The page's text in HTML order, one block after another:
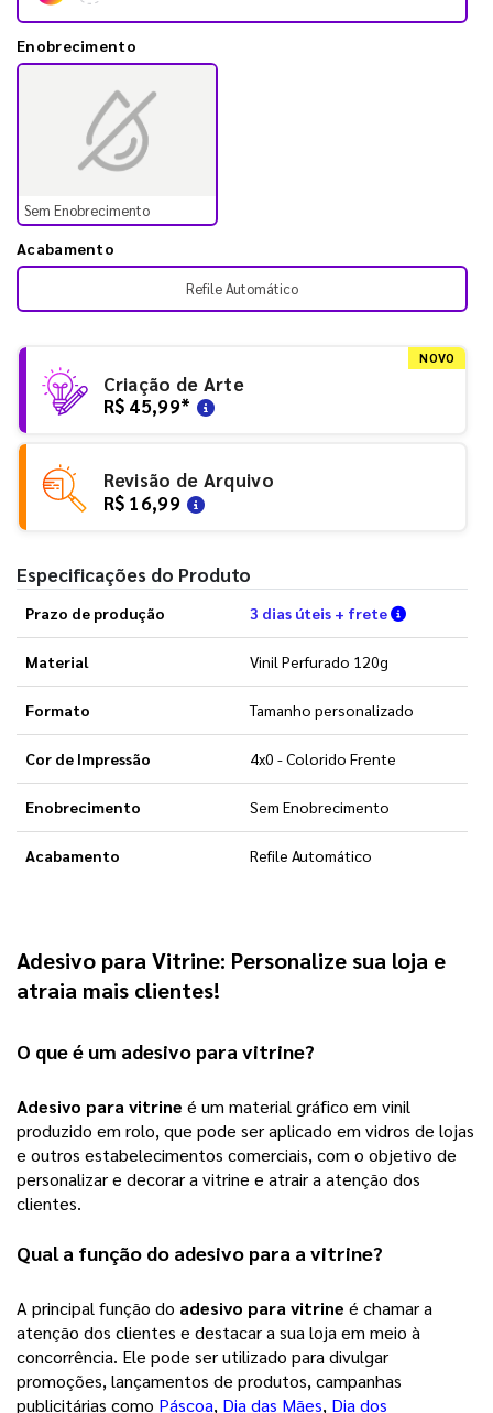
Enobrecimento
Sem Enobrecimento
Acabamento
Refile Automático
NOVO
Criação de Arte
R$ 45,99*
Revisão de Arquivo
R$ 16,99
Especificações do Produto
Prazo de produção 3 dias úteis + frete Verifique
Material Vinil Perfurado 120g
Formato Tamanho personalizado
Cor de Impressão 4x0 - Colorido Frente
Enobrecimento Sem Enobrecimento
Acabamento Refile Automático
Adesivo para Vitrine: Personalize sua loja e
atraia mais clientes!
O que é um adesivo para vitrine?
Adesivo para vitrine é um material gráfico em vinil
produzido em rolo, que pode ser aplicado em vidros de lojas
e outros estabelecimentos comerciais, com o objetivo de
personalizar e decorar a vitrine e atrair a atenção dos
clientes.
Qual a função do adesivo para a vitrine?
A principal função do adesivo para vitrine é chamar a
atenção dos clientes e destacar a sua loja em meio à
concorrência. Ele pode ser utilizado para divulgar
promoções, lançamentos de produtos, campanhas
publicitárias como Páscoa, Dia das Mães, Dia dos